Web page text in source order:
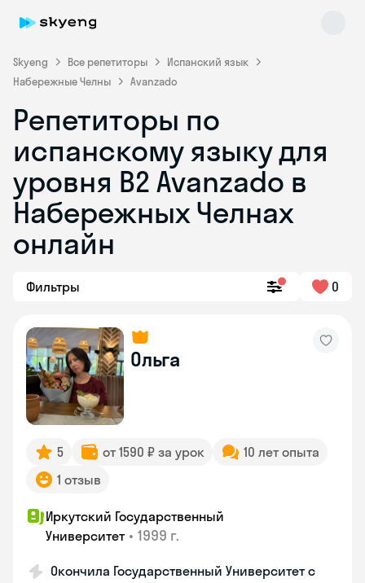
Skyeng Все репетиторы
Испанский язык
Набережные Челны
Avanzado
Репетиторы по
испанскому языку для
уровня B2 Avanzado в
Набережных Челнах
онлайн
Фильтры 0
Ольга
5 от 1590 ₽ за урок
10 лет опыта
1 отзыв
Иркутский Государственный
Университет • 1999 г.
Окончила Государственный Университет с
Skyeng Chat